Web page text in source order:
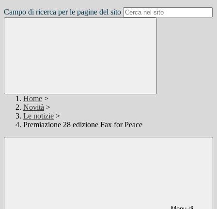
Campo di ricerca per le pagine del sito
Home >
Novità >
Le notizie >
Premiazione 28 edizione Fax for Peace